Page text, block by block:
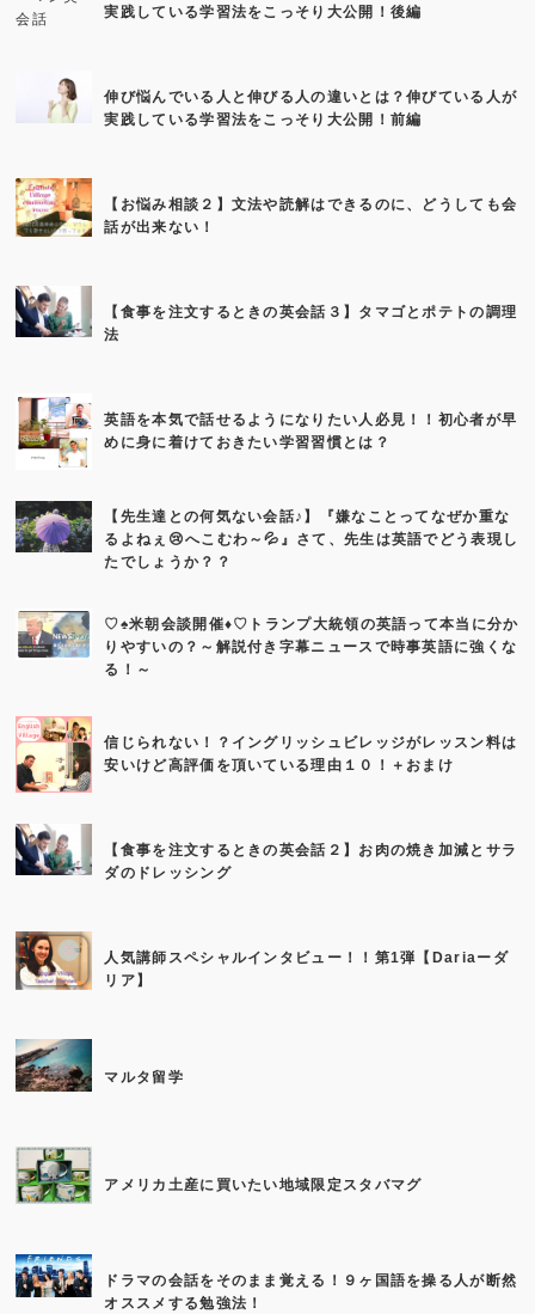
実践している学習法をこっそり大公開！後編
伸び悩んでいる人と伸びる人の違いとは？伸びている人が
実践している学習法をこっそり大公開！前編
【お悩み相談２】文法や読解はできるのに、どうしても会
話が出来ない！
【食事を注文するときの英会話３】タマゴとポテトの調理
法
英語を本気で話せるようになりたい人必見！！初心者が早
めに身に着けておきたい学習習慣とは？
【先生達との何気ない会話♪】『嫌なことってなぜか重な
るよねぇ😢へこむわ～💦』さて、先生は英語でどう表現し
たでしょうか？？
♡♠米朝会談開催♦♡トランプ大統領の英語って本当に分か
りやすいの？～解説付き字幕ニュースで時事英語に強くな
る！～
信じられない！？イングリッシュビレッジがレッスン料は
安いけど高評価を頂いている理由１０！＋おまけ
【食事を注文するときの英会話２】お肉の焼き加減とサラ
ダのドレッシング
人気講師スペシャルインタビュー！！第1弾【Dariaーダ
リア】
マルタ留学
アメリカ土産に買いたい地域限定スタバマグ
ドラマの会話をそのまま覚える！９ヶ国語を操る人が断然
オススメする勉強法！